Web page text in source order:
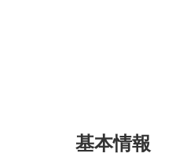
基本情報